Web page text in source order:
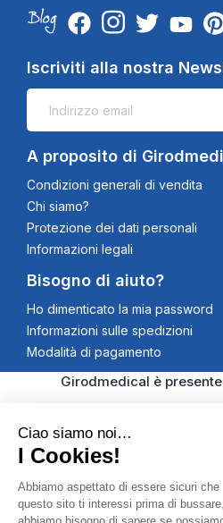
Iscriviti alla nostra
A proposito di
Condizioni generali di vendita
Chi siamo?
Protezione dei dati personali
Informazioni legali
Bisogno di aiuto?
Ho dimenticato la mia password
Informazioni sulle spedizioni
Modalità di pagamento
Girodmedical è
© 2026 Girodmedical. Tutti i
Ciao siamo noi…
I Cookies!
Abbiamo aspettato di essere sicuri che
questo sito ti interessi prima di